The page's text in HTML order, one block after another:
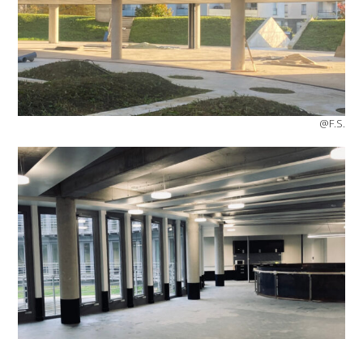
@F.S.